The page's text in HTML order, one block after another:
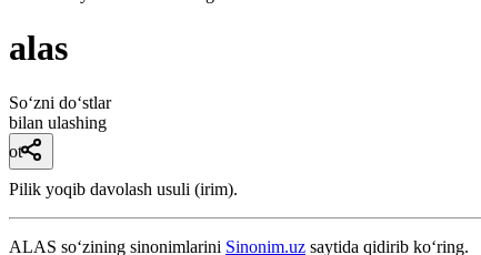
alas
So‘zni do‘stlar
bilan ulashing
ot
Pilik yoqib davolash usuli (irim).
ALAS so‘zining sinonimlarini Sinonim.uz saytida qidirib ko‘ring.